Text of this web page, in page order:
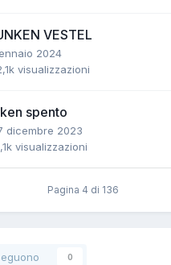
VESTEL
2024
visualizzazioni
spento
dicembre 2023
visualizzazioni
Pagina 4 di 136
0